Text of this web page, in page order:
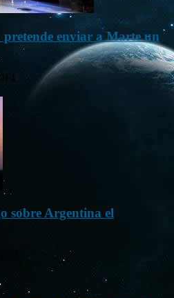
enviar a Marte un
sobre Argentina el